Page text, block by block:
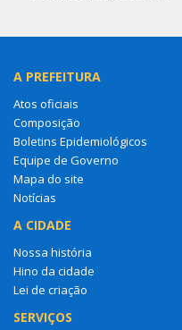
A PREFEITURA
Atos oficiais
Composição
Boletins Epidemiológicos
Equipe de Governo
Mapa do site
Notícias
A CIDADE
Nossa história
Hino da cidade
Lei de criação
SERVIÇOS